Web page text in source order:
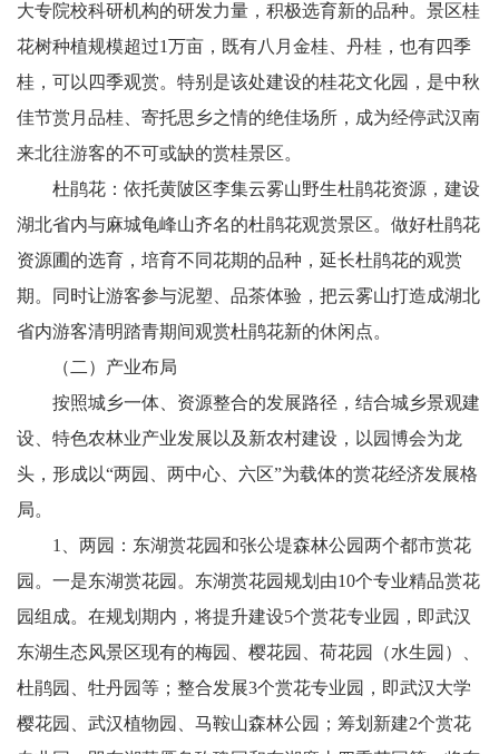
大专院校科研机构的研发力量，积极选育新的品种。景区桂
花树种植规模超过1万亩，既有八月金桂、丹桂，也有四季
桂，可以四季观赏。特别是该处建设的桂花文化园，是中秋
佳节赏月品桂、寄托思乡之情的绝佳场所，成为经停武汉南
来北往游客的不可或缺的赏桂景区。
杜鹃花：依托黄陂区李集云雾山野生杜鹃花资源，建设
湖北省内与麻城龟峰山齐名的杜鹃花观赏景区。做好杜鹃花
资源圃的选育，培育不同花期的品种，延长杜鹃花的观赏
期。同时让游客参与泥塑、品茶体验，把云雾山打造成湖北
省内游客清明踏青期间观赏杜鹃花新的休闲点。
（二）产业布局
按照城乡一体、资源整合的发展路径，结合城乡景观建
设、特色农林业产业发展以及新农村建设，以园博会为龙
头，形成以“两园、两中心、六区”为载体的赏花经济发展格
局。
1、两园：东湖赏花园和张公堤森林公园两个都市赏花
园。一是东湖赏花园。东湖赏花园规划由10个专业精品赏花
园组成。在规划期内，将提升建设5个赏花专业园，即武汉
东湖生态风景区现有的梅园、樱花园、荷花园（水生园）、
杜鹃园、牡丹园等；整合发展3个赏花专业园，即武汉大学
樱花园、武汉植物园、马鞍山森林公园；筹划新建2个赏花